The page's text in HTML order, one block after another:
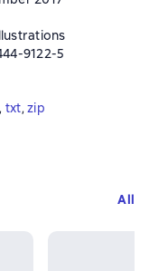
9122-5
, txt, zip
All